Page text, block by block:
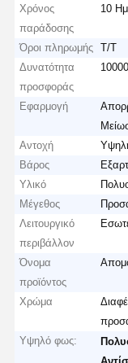
Χρόνος
παράδοσης
10
Όροι πληρωμής
T/T
Δυνατότητα
προσφοράς
Εφαρμογή
Αντοχή
Βάρος
Υλικό
Μέγεθος
Λειτουργικό
περιβάλλον
Όνομα
προϊόντος
Χρώμα
Υψηλό φως: